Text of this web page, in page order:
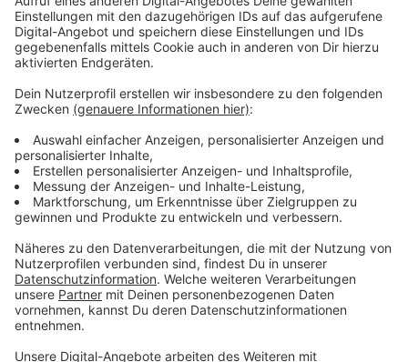
Anzeige
Anzeige
Vorstellen brauchen wir ihn euch nicht. Seit 2003
treibt Jürgen Bangert nun als "Elvis Eifel" seine Späße
am Telefon mit seinen Hörerinnen und Hörern im Radio.
Aber selbst seine 'Opfer' müssen am Ende mit lachen -
wenn auch nicht immer. Und weil ihr nicht genug von
ihm bekommen könnt, ist Elvis nun unter die Podcaster
gegangen. Somit steht euch Elvis rund um die Uhr zur
Verfügung. Hier bekommt Ihr außerdem den
"Directors-Cut" - die Original-Telefonate in längerer
Version. Elvis wird sich mit Kollegen und ehemaligen
"Opfern" über die Telefonate aus den letzten zwei